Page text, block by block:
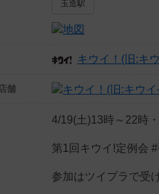
玉造駅
キウイ！(旧:キ
舗
4/19(土)13時～22時
第1回キウイ!定例会
参加はツイプラで受